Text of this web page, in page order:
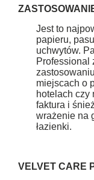
Jest to
papieru,
uchwytów.
Professional
miejscach o
hotelach czy
faktura i
wrażenie na
łazienki.
VELVET CARE